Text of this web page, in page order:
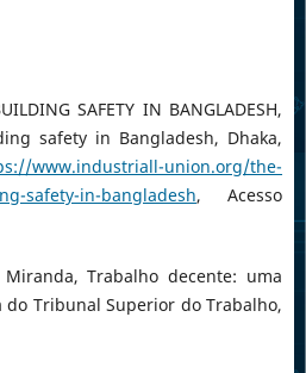
SAFETY IN BANGLADESH,
safety in Bangladesh, Dhaka,
www.industriall-union.org/the-
safety-in-bangladesh, Acesso
Miranda, Trabalho decente: uma
Tribunal Superior do Trabalho,